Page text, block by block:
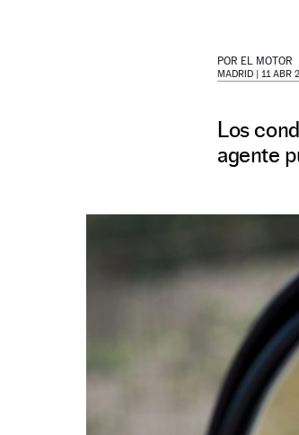
POR EL MOTOR
MADRID | 11 ABR
Los
agente